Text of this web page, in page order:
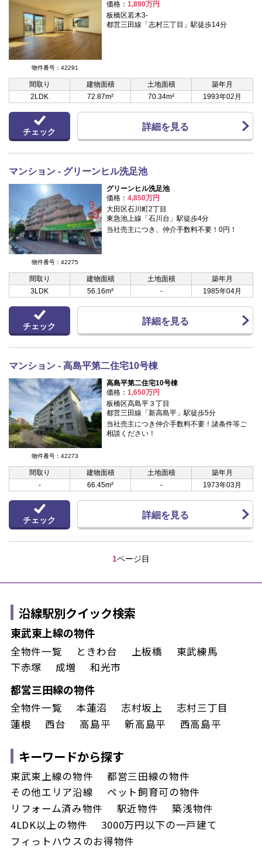
物件番号：42291
価格：1,890万円
板橋区若木3-
都営三田線「志村三丁目」駅徒歩14分
間取り 建物面積 土地面積
築年月
2LDK
72.87m² 70.34m² 1993年02月
チェック 詳細を見る
マンション - グリーンヒル洗足池
物件番号：42275
グリーンヒル洗足池
価格：4,850万円
大田区石川町2丁目
東急池上線「石川台」駅徒歩4分
当社売主につき、仲介手数料不要！0円！
間取り 建物面積 土地面積
築年月
3LDK
56.16m² - 1985年04月
チェック 詳細を見る
マンション - 高島平第二住宅10号棟
物件番号：42273
高島平第二住宅10号棟
価格：1,650万円
板橋区高島平３丁目
都営三田線「新高島平」駅徒歩5分
当社売主につき仲介手数料不要！諸条件等ご
相談ください！
間取り 建物面積 土地面積
築年月
-
66.45m² - 1973年03月
チェック 詳細を見る
1ページ目
沿線駅別クイック検索
東武東上線の物件
全物件一覧 ときわ台 上板橋
東武練馬
下赤塚
成増 和光市
都営三田線の物件
全物件一覧 本蓮沼 志村坂上
志村三丁目
蓮根
西台 高島平 新高島平 西高島平
キーワードから探す
東武東上線の物件
都営三田線の物件
その他エリア沿線
ペット飼育可の物件
リフォーム済み物件
駅近物件
築浅物件
4LDK以上の物件
3000万円以下の一戸建て
フィっトハウスのお得物件